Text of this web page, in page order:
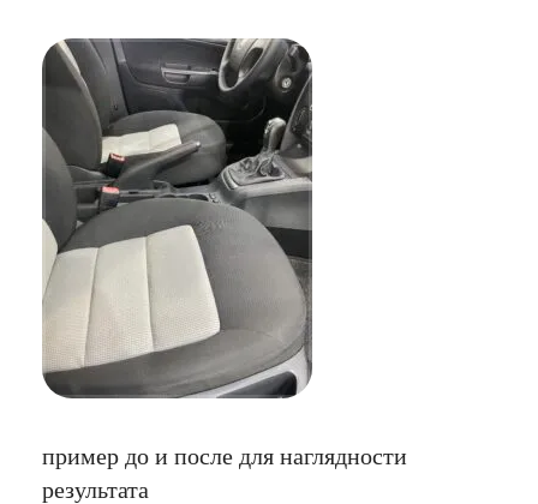
пример до и после для наглядности
результата